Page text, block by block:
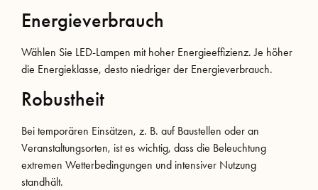
Energieverbrauch
Wählen Sie LED-Lampen mit hoher Energieeffizienz. Je höher
die Energieklasse, desto niedriger der Energieverbrauch.
Robustheit
Bei temporären Einsätzen, z. B. auf Baustellen oder an
Veranstaltungsorten, ist es wichtig, dass die Beleuchtung
extremen Wetterbedingungen und intensiver Nutzung
standhält.